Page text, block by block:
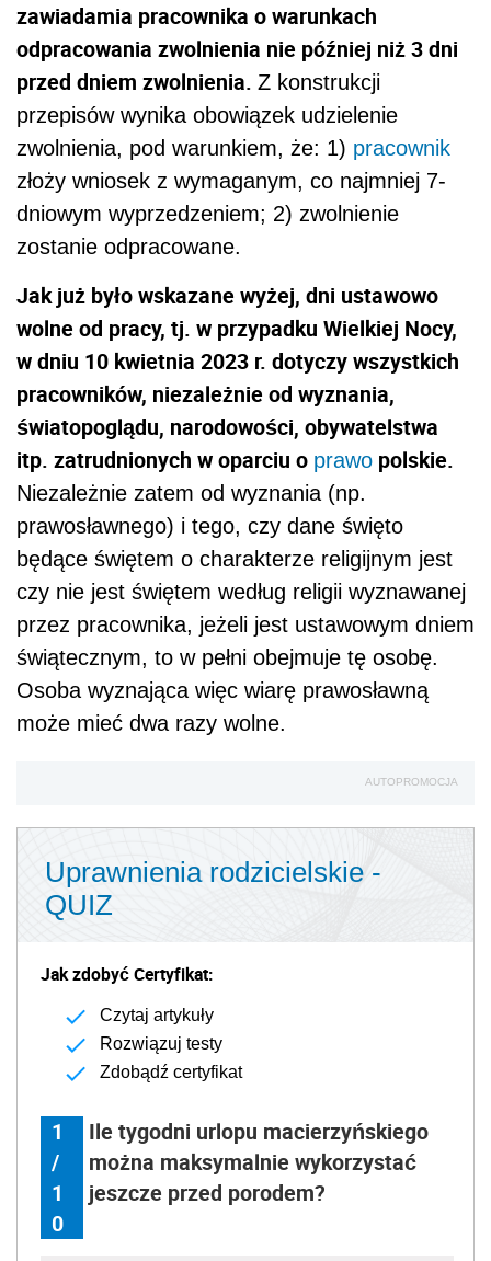
zawiadamia pracownika o warunkach
odpracowania zwolnienia nie później niż 3 dni
przed dniem zwolnienia. Z konstrukcji
przepisów wynika obowiązek udzielenie
zwolnienia, pod warunkiem, że: 1) pracownik
złoży wniosek z wymaganym, co najmniej 7-
dniowym wyprzedzeniem; 2) zwolnienie
zostanie odpracowane.
Jak już było wskazane wyżej, dni ustawowo
wolne od pracy, tj. w przypadku Wielkiej Nocy,
w dniu 10 kwietnia 2023 r. dotyczy wszystkich
pracowników, niezależnie od wyznania,
światopoglądu, narodowości, obywatelstwa
itp. zatrudnionych w oparciu o prawo polskie.
Niezależnie zatem od wyznania (np.
prawosławnego) i tego, czy dane święto
będące świętem o charakterze religijnym jest
czy nie jest świętem według religii wyznawanej
przez pracownika, jeżeli jest ustawowym dniem
świątecznym, to w pełni obejmuje tę osobę.
Osoba wyznająca więc wiarę prawosławną
może mieć dwa razy wolne.
AUTOPROMOCJA
Uprawnienia rodzicielskie -
QUIZ
Jak zdobyć Certyfikat:
Czytaj artykuły
Rozwiązuj testy
Zdobądź certyfikat
1
/
1
0
Ile tygodni urlopu macierzyńskiego
można maksymalnie wykorzystać
jeszcze przed porodem?